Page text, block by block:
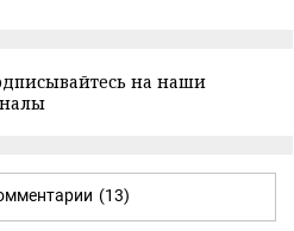
на наши
(13)